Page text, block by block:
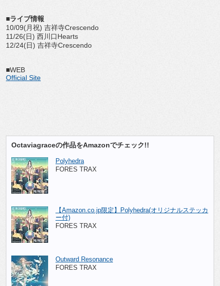
■ライブ情報
10/09(月祝) 吉祥寺Crescendo
11/26(日) 西川口Hearts
12/24(日) 吉祥寺Crescendo
■WEB
Official Site
Octaviagraceの作品をAmazonでチェック!!
Polyhedra
FORES TRAX
【Amazon.co.jp限定】Polyhedra(オリジナルステッカ
ー付)
FORES TRAX
Outward Resonance
FORES TRAX